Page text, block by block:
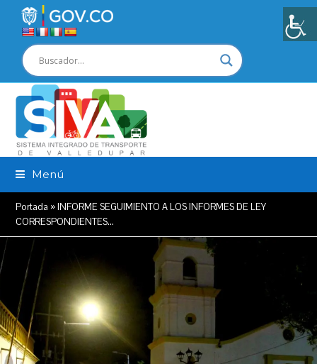
Menú
Portada »INFORME SEGUIMIENTO A LOS INFORMES DE LEY
CORRESPONDIENTES…